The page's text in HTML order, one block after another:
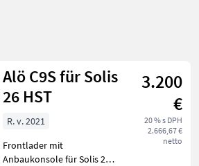
Alö C9S für Solis
26 HST
3.200
€
20 % s DPH
2.666,67 €
netto
R. v. 2021
Frontlader mit
Anbaukonsole für Solis 26